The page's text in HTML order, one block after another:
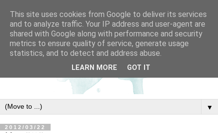
▼
2012/03/22
This site uses cookies from Google to deliver its services
and to analyze traffic. Your IP address and user-agent are
shared with Google along with performance and security
metrics to ensure quality of service, generate usage
statistics, and to detect and address abuse.
LEARN MORE GOT IT